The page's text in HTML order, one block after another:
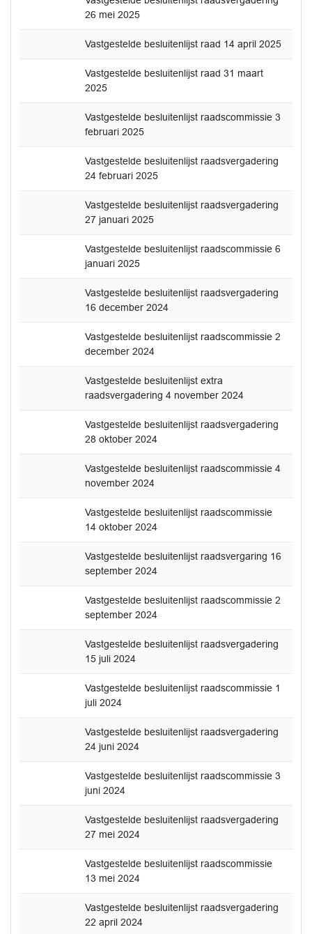
26 mei 2025
Vastgestelde besluitenlijst raad 14 april 2025
Vastgestelde besluitenlijst raad 31 maart
2025
Vastgestelde besluitenlijst raadscommissie 3
februari 2025
Vastgestelde besluitenlijst raadsvergadering
24 februari 2025
Vastgestelde besluitenlijst raadsvergadering
27 januari 2025
Vastgestelde besluitenlijst raadscommissie 6
januari 2025
Vastgestelde besluitenlijst raadsvergadering
16 december 2024
Vastgestelde besluitenlijst raadscommissie 2
december 2024
Vastgestelde besluitenlijst extra
raadsvergadering 4 november 2024
Vastgestelde besluitenlijst raadsvergadering
28 oktober 2024
Vastgestelde besluitenlijst raadscommissie 4
november 2024
Vastgestelde besluitenlijst raadscommissie
14 oktober 2024
Vastgestelde besluitenlijst raadsvergaring 16
september 2024
Vastgestelde besluitenlijst raadscommissie 2
september 2024
Vastgestelde besluitenlijst raadsvergadering
15 juli 2024
Vastgestelde besluitenlijst raadscommissie 1
juli 2024
Vastgestelde besluitenlijst raadsvergadering
24 juni 2024
Vastgestelde besluitenlijst raadscommissie 3
juni 2024
Vastgestelde besluitenlijst raadsvergadering
27 mei 2024
Vastgestelde besluitenlijst raadscommissie
13 mei 2024
Vastgestelde besluitenlijst raadsvergadering
22 april 2024